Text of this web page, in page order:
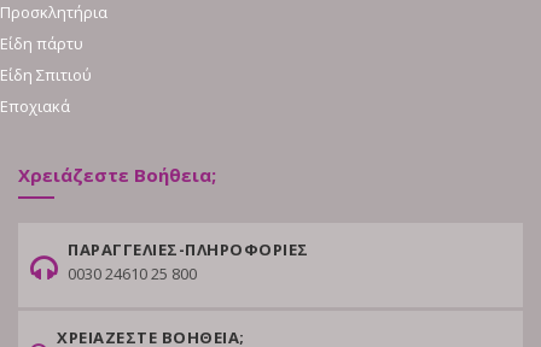
Προσκλητήρια
Είδη πάρτυ
Είδη Σπιτιού
Εποχιακά
Χρειάζεστε Βοήθεια;
ΠΑΡΑΓΓΕΛΙΕΣ-ΠΛΗΡΟΦΟΡΙΕΣ
0030 24610 25 800
ΧΡΕΙΑΖΕΣΤΕ ΒΟΗΘΕΙΑ;